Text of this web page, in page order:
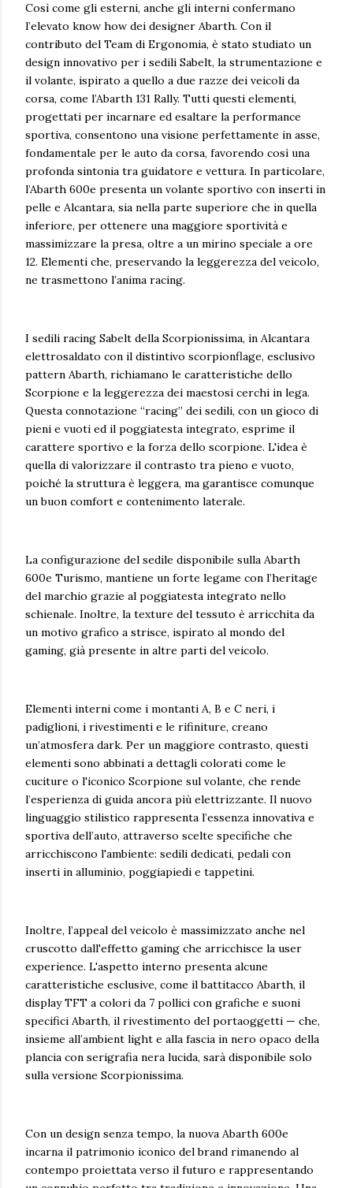
Così come gli esterni, anche gli interni confermano
l’elevato know how dei designer Abarth. Con il
contributo del Team di Ergonomia, è stato studiato un
design innovativo per i sedili Sabelt, la strumentazione e
il volante, ispirato a quello a due razze dei veicoli da
corsa, come l’Abarth 131 Rally. Tutti questi elementi,
progettati per incarnare ed esaltare la performance
sportiva, consentono una visione perfettamente in asse,
fondamentale per le auto da corsa, favorendo così una
profonda sintonia tra guidatore e vettura. In particolare,
l’Abarth 600e presenta un volante sportivo con inserti in
pelle e Alcantara, sia nella parte superiore che in quella
inferiore, per ottenere una maggiore sportività e
massimizzare la presa, oltre a un mirino speciale a ore
12. Elementi che, preservando la leggerezza del veicolo,
ne trasmettono l’anima racing.
I sedili racing Sabelt della Scorpionissima, in Alcantara
elettrosaldato con il distintivo scorpionflage, esclusivo
pattern Abarth, richiamano le caratteristiche dello
Scorpione e la leggerezza dei maestosi cerchi in lega.
Questa connotazione “racing” dei sedili, con un gioco di
pieni e vuoti ed il poggiatesta integrato, esprime il
carattere sportivo e la forza dello scorpione. L'idea è
quella di valorizzare il contrasto tra pieno e vuoto,
poiché la struttura è leggera, ma garantisce comunque
un buon comfort e contenimento laterale.
La configurazione del sedile disponibile sulla Abarth
600e Turismo, mantiene un forte legame con l’heritage
del marchio grazie al poggiatesta integrato nello
schienale. Inoltre, la texture del tessuto è arricchita da
un motivo grafico a strisce, ispirato al mondo del
gaming, già presente in altre parti del veicolo.
Elementi interni come i montanti A, B e C neri, i
padiglioni, i rivestimenti e le rifiniture, creano
un’atmosfera dark. Per un maggiore contrasto, questi
elementi sono abbinati a dettagli colorati come le
cuciture o l'iconico Scorpione sul volante, che rende
l’esperienza di guida ancora più elettrizzante. Il nuovo
linguaggio stilistico rappresenta l’essenza innovativa e
sportiva dell’auto, attraverso scelte specifiche che
arricchiscono l'ambiente: sedili dedicati, pedali con
inserti in alluminio, poggiapiedi e tappetini.
Inoltre, l’appeal del veicolo è massimizzato anche nel
cruscotto dall'effetto gaming che arricchisce la user
experience. L'aspetto interno presenta alcune
caratteristiche esclusive, come il battitacco Abarth, il
display TFT a colori da 7 pollici con grafiche e suoni
specifici Abarth, il rivestimento del portaoggetti — che,
insieme all’ambient light e alla fascia in nero opaco della
plancia con serigrafia nera lucida, sarà disponibile solo
sulla versione Scorpionissima.
Con un design senza tempo, la nuova Abarth 600e
incarna il patrimonio iconico del brand rimanendo al
contempo proiettata verso il futuro e rappresentando